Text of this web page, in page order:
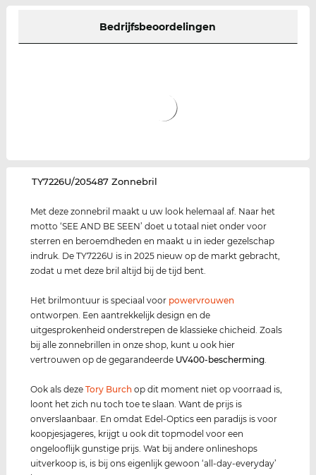
Bedrijfsbeoordelingen
‌TY7226U/205487 Zonnebril
Met deze zonnebril maakt u uw look helemaal af. Naar het
motto ‘SEE AND BE SEEN’ doet u totaal niet onder voor
sterren en beroemdheden en maakt u in ieder gezelschap
indruk. De TY7226U is in 2025 nieuw op de markt gebracht,
zodat u met deze bril altijd bij de tijd bent.
Het brilmontuur is speciaal voor powervrouwen
ontworpen. Een aantrekkelijk design en de
uitgesprokenheid onderstrepen de klassieke chicheid. Zoals
bij alle zonnebrillen in onze shop, kunt u ook hier
vertrouwen op de gegarandeerde UV400-bescherming.
Ook als dezeTory Burch op dit moment niet op voorraad is,
loont het zich nu toch toe te slaan. Want de prijs is
onverslaanbaar. En omdat Edel-Optics een paradijs is voor
koopjesjageres, krijgt u ook dit topmodel voor een
ongelooflijk gunstige prijs. Wat bij andere onlineshops
uitverkoop is, is bij ons eigenlijk gewoon ‘all-day-everyday’